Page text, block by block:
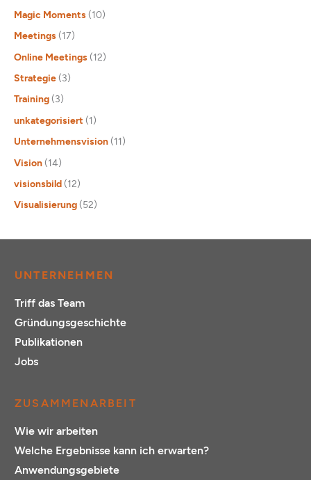
Magic Moments (10)
Meetings (17)
Online Meetings (12)
Strategie (3)
Training (3)
unkategorisiert (1)
Unternehmensvision (11)
Vision (14)
visionsbild (12)
Visualisierung (52)
UNTERNEHMEN
Triff das Team
Gründungsgeschichte
Publikationen
Jobs
ZUSAMMENARBEIT
Wie wir arbeiten
Welche Ergebnisse kann ich erwarten?
Anwendungsgebiete